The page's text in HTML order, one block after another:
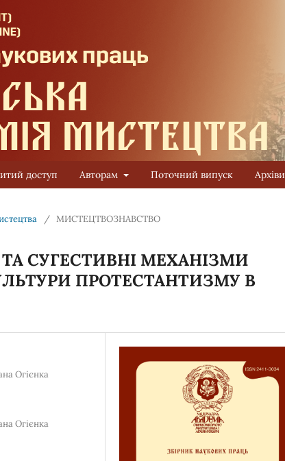
доступ Авторам Поточний випуск Архіви
/ МИСТЕЦТВОЗНАВСТВО
СУГЕСТИВНІ МЕХАНІЗМИ
ПРОТЕСТАНТИЗМУ В
Огієнка
Огієнка